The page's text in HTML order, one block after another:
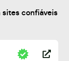
sites confiáveis